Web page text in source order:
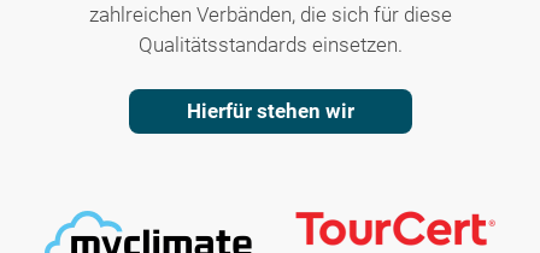
zahlreichen Verbänden, die sich für diese
Qualitätsstandards einsetzen.
Hierfür stehen wir